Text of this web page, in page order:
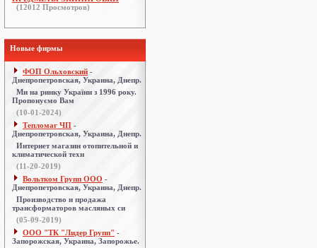
(12012 Просмотров)
Новые фирмы
ФОП Ольховский -
Днепропетровская, Украина, Днепр.
Ми на ринку України з 1996 року.
Пропонуємо Вам
(10-01-2024)
Тепломаг ЧП -
Днепропетровская, Украина, Днепр.
Интернет магазин отопительной и
климатической техн
(11-20-2019)
Вольтком Групп ООО -
Днепропетровская, Украина, Днепр.
Производство и продажа
трансформаторов масляных си
(05-09-2019)
ООО "ТК "Лидер Групп" -
Запорожская, Украина, Запорожье.